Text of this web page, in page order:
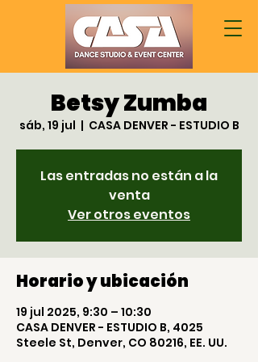
Betsy Zumba
sáb, 19 jul
  |
CASA DENVER - ESTUDIO B
Las entradas no están a la
venta
Ver otros eventos
Horario y ubicación
19 jul 2025, 9:30 – 10:30
CASA DENVER - ESTUDIO B, 4025
Steele St, Denver, CO 80216, EE. UU.